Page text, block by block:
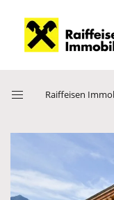
MenüRaiffeisen